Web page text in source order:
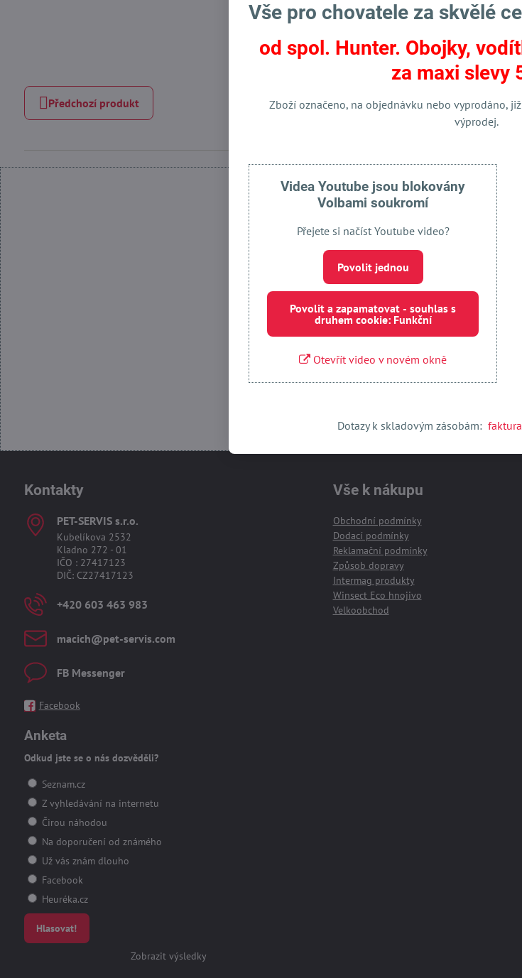
FacebookTwitter BlueskyPinterest
Předchozí produkt
Externí obsah je blokován
Přejete si načíst externí
Povolit jednou Povolit a zapamatovat -
Otevřít obsah v
Kontakty
PET-SERVIS s​.r​.o​.
Kubelíkova 2532
Kladno 272 - 01
IČO : 27417123
DIČ: CZ27417123
+420 603 463 983
macich​@pet-servis​.com
FB Messenger
Facebook
Anketa
Odkud jste se o nás dozvěděli?
Seznam.cz
Z vyhledávání na internetu
Čirou náhodou
Na doporučení od známého
Už vás znám dlouho
Facebook
Heuréka.cz
Hlasovat!
Zobrazit výsledky
Vše k nákupu
Obchodní podmínky
Dodací podmínky
Reklamační podmínky
Způsob dopravy
Intermag produkty
Winsect Eco hnojivo
Velkoobchod
Vše pro chovatele za skvělé
od spol. Hunter. Obojky,
za maxi slevy
Zboží označeno, na objednávku nebo vyprodáno,
výprodej.
Videa Youtube jsou blokovány
Volbami soukromí
Přejete si načíst Youtube video?
Povolit jednou
Povolit a zapamatovat - souhlas s
druhem cookie: Funkční
Otevřít video v novém okně
Dotazy k skladovým zásobám: